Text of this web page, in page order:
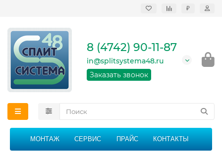
₽
кондиционеров в
области
График работы: 9:00 -
21:00 без перерыва и
8 (4742) 90-11-87
in@splitsystema48.ru
Заказать звонок
МОНТАЖ СЕРВИС ПРАЙС КОНТАКТЫ